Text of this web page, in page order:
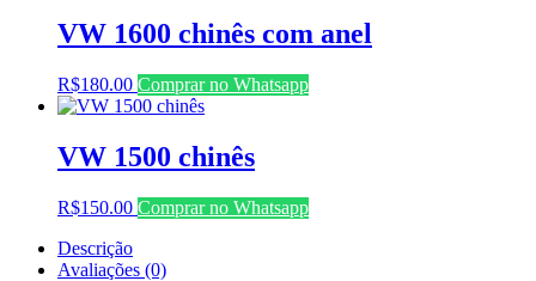
VW 1600 chinês com anel
R$180.00 Comprar no Whatsapp
VW 1500 chinês
R$150.00 Comprar no Whatsapp
Descrição
Avaliações (0)